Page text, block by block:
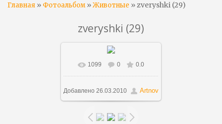
Главная » Фотоальбом»Животные » zveryshki (29)
zveryshki (29)
В реальном размере
1014x600 / 804.4Kb
1099 0 0.0
Добавлено 26.03.2010 Artnov